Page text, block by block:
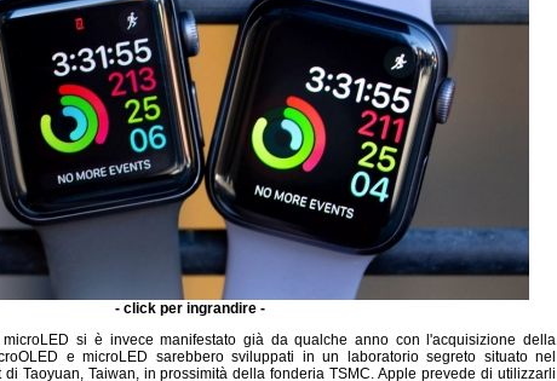
- click per ingrandire -
si è invece manifestato già da qualche anno con l'acquisizione della
e microLED sarebbero sviluppati in un laboratorio segreto situato nel
Taoyuan, Taiwan, in prossimità della fonderia TSMC. Apple prevede di utilizzarli